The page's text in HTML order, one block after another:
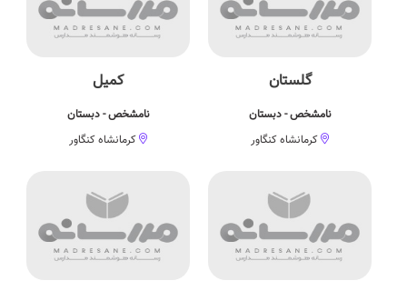
گلستان
نامشخص - دبستان
کرمانشاه کنگاور
کمیل
نامشخص - دبستان
کرمانشاه کنگاور